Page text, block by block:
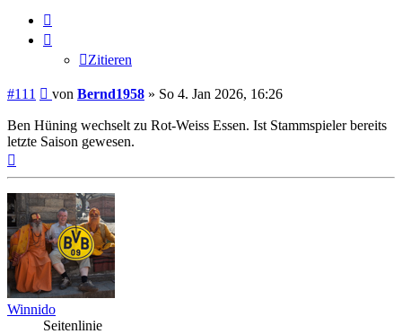
Zitieren
#111 Beitrag
von Bernd1958 » So 4. Jan 2026, 16:26
Ben Hüning wechselt zu Rot-Weiss Essen. Ist Stammspieler bereits
letzte Saison gewesen.
Winnido
Seitenlinie